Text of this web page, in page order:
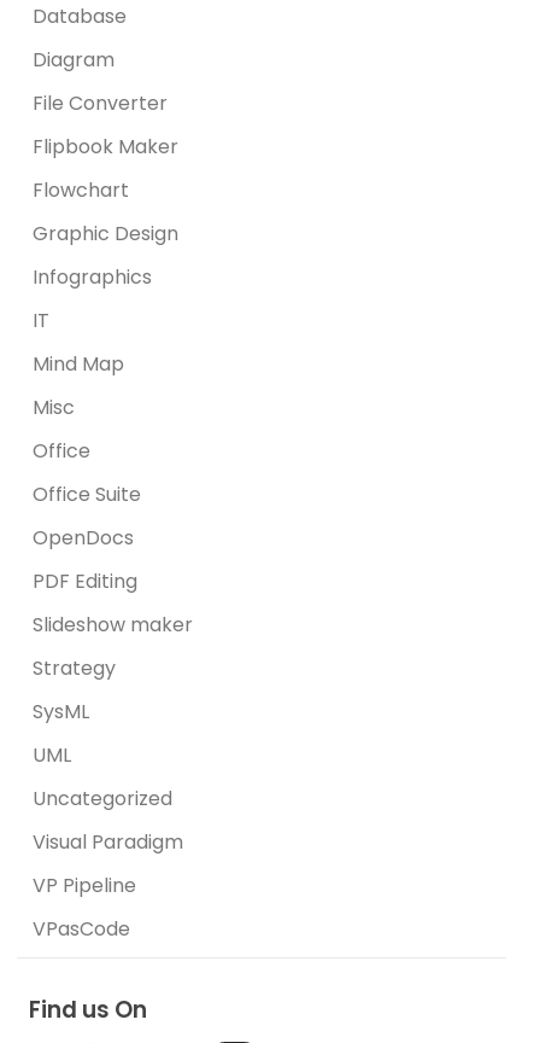
Database
Diagram
File Converter
Flipbook Maker
Flowchart
Graphic Design
Infographics
IT
Mind Map
Misc
Office
Office Suite
OpenDocs
PDF Editing
Slideshow maker
Strategy
SysML
UML
Uncategorized
Visual Paradigm
VP Pipeline
VPasCode
Find us On